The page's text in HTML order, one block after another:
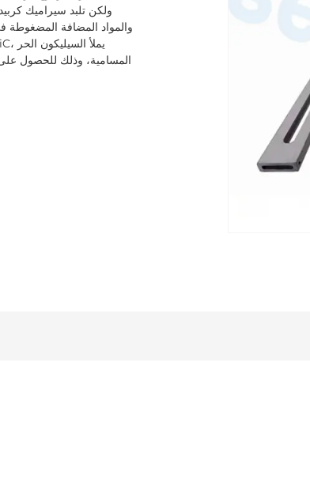
ولكن تلبد سيراميك
المسامية، وذلك للحصول